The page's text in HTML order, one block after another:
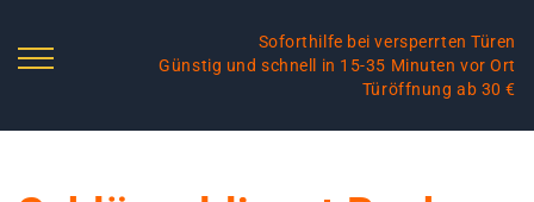
Soforthilfe bei versperrten Türen
Günstig und schnell in 15-35 Minuten vor Ort
Türöffnung ab 30 €